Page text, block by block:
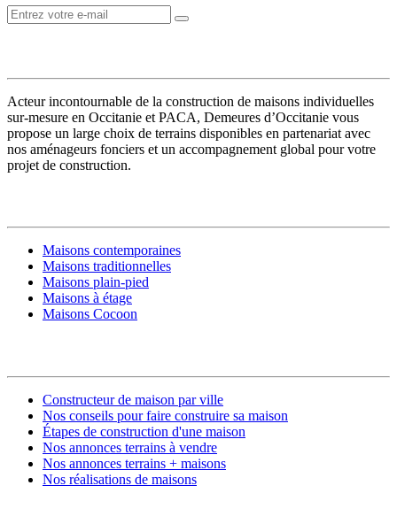
Acteur incontournable de la construction de maisons individuelles
sur-mesure en Occitanie et PACA, Demeures d’Occitanie vous
propose un large choix de terrains disponibles en partenariat avec
nos aménageurs fonciers et un accompagnement global pour votre
projet de construction.
Maisons contemporaines
Maisons traditionnelles
Maisons plain-pied
Maisons à étage
Maisons Cocoon
Constructeur de maison par ville
Nos conseils pour faire construire sa maison
Étapes de construction d'une maison
Nos annonces terrains à vendre
Nos annonces terrains + maisons
Nos réalisations de maisons